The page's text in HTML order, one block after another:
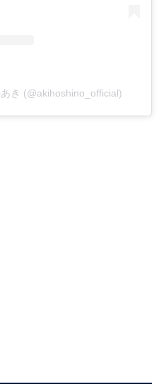
き (@akihoshino_official)